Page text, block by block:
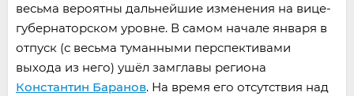
весьма вероятны дальнейшие изменения на вице-
губернаторском уровне. В самом начале января в
отпуск (с весьма туманными перспективами
выхода из него) ушёл замглавы региона
Константин Баранов. На время его отсутствия над